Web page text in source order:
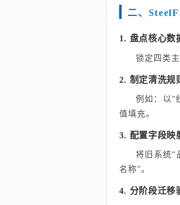
二、
1. 盘点核心数
锁定四类
2. 制定清洗规
例如：以“
值填充。
3. 配置字段映
将旧系统“
名称”。
4. 分阶段迁移